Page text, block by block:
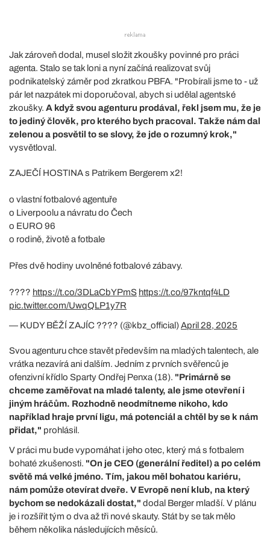
Jak zároveň dodal, musel složit zkoušky povinné pro práci
agenta. Stalo se tak loni a nyní začíná realizovat svůj
podnikatelský záměr pod zkratkou PBFA. "Probírali jsme to - už
pár let nazpátek mi doporučoval, abych si udělal agentské
zkoušky. A když svou agenturu prodával, řekl jsem mu, že je
to jediný člověk, pro kterého bych pracoval. Takže nám dal
zelenou a posvětil to se slovy, že jde o rozumný krok,"
vysvětloval.
ZAJEČÍ HOSTINA s Patrikem Bergerem x2!
o vlastní fotbalové agentuře
o Liverpoolu a návratu do Čech
o EURO 96
o rodině, životě a fotbale
Přes dvě hodiny uvolněné fotbalové zábavy.
???? https://t.co/3DLaCbYPmS https://t.co/97kntqf4LD
pic.twitter.com/UwqQLP1y7R
— KUDY BĚŽÍ ZAJÍC ???? (@kbz_official)April 28, 2025
Svou agenturu chce stavět především na mladých talentech, ale
vrátka nezavírá ani dalším. Jedním z prvních svěřenců je
ofenzivní křídlo Sparty Ondřej Penxa (18). "Primárně se
chceme zaměřovat na mladé talenty, ale jsme otevření i
jiným hráčům. Rozhodně neodmítneme nikoho, kdo
například hraje první ligu, má potenciál a chtěl by se k nám
přidat," prohlásil.
V práci mu bude vypomáhat i jeho otec, který má s fotbalem
bohaté zkušenosti. "On je CEO (generální ředitel) a po celém
světě má velké jméno. Tím, jakou měl bohatou kariéru,
nám pomůže otevírat dveře. V Evropě není klub, na který
bychom se nedokázali dostat," dodal Berger mladší. V plánu
je i rozšířit tým o dva až tři nové skauty. Stát by se tak mělo
během několika následujících měsíců.